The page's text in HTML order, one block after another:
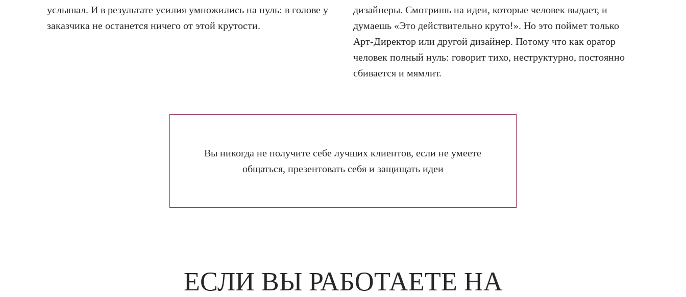
услышал. И в результате усилия умножились на нуль: в голове у
заказчика не останется ничего от этой крутости.
дизайнеры. Смотришь на идеи, которые человек выдает, и
думаешь «Это действительно круто!». Но это поймет только
Арт-Директор или другой дизайнер. Потому что как оратор
человек полный нуль: говорит тихо, неструктурно, постоянно
сбивается и мямлит.
Вы никогда не получите себе лучших клиентов, если не умеете
общаться, презентовать себя и защищать идеи
ЕСЛИ ВЫ РАБОТАЕТЕ НА